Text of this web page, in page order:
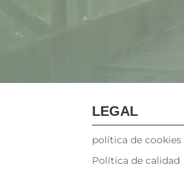
LEGAL
política de cookies
Política de calidad